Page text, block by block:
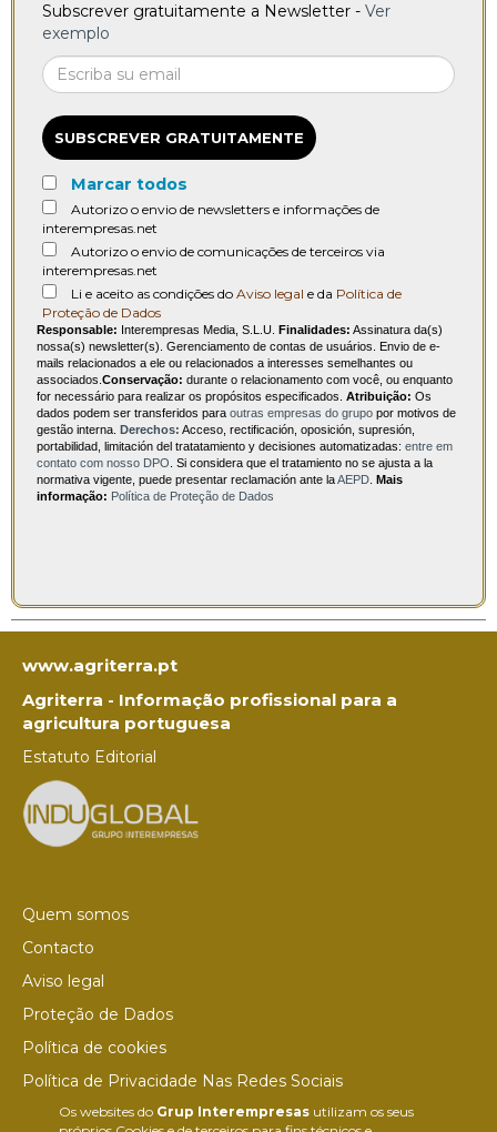
Os websites do Grup Interempresasutilizam os seus
Subscrever gratuitamente a Newsletter - Ver
exemplo
SUBSCREVER GRATUITAMENTE
Marcar todos
Autorizo o envio de newsletters e informações de
interempresas.net
Autorizo o envio de comunicações de terceiros via
interempresas.net
Li e aceito as condições do Aviso legal e da Política de
Proteção de Dados
Responsable: Interempresas Media, S.L.U. Finalidades: Assinatura da(s)
nossa(s) newsletter(s). Gerenciamento de contas de usuários. Envio de e-
mails relacionados a ele ou relacionados a interesses semelhantes ou
associados. Conservação: durante o relacionamento com você, ou enquanto
for necessário para realizar os propósitos especificados. Atribuição: Os
dados podem ser transferidos para outras empresas do grupo por motivos de
gestão interna. Derechos: Acceso, rectificación, oposición, supresión,
portabilidad, limitación del tratatamiento y decisiones automatizadas: entre em
contato com nosso DPO . Si considera que el tratamiento no se ajusta a la
normativa vigente, puede presentar reclamación ante laAEPD Mais
informação: Política de Proteção de Dados
www.agriterra.pt
Agriterra - Informação profissional para a
agricultura portuguesa
Estatuto Editorial
Quem somos
Contacto
Aviso legal
Proteção de Dados
Política de cookies
Política de Privacidade Nas Redes Sociais
Canal de denúncias